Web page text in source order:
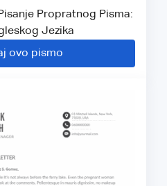
Propratnog Pisma:
Jezika
ovo pismo